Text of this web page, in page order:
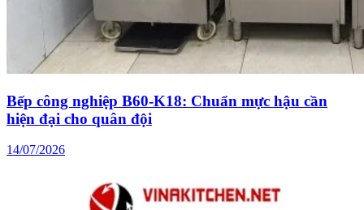
Bếp công nghiệp B60-K18: Chuẩn mực hậu cần
hiện đại cho quân đội
14/07/2026